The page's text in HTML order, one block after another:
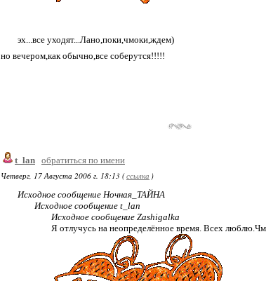
эх...все уходят...Лано,поки,чмоки,ждем)
но вечером,как обычно,все соберутся!!!!!
t_lan обратиться по имени
Четверг, 17 Августа 2006 г. 18:13 (ссылка )
Исходное сообщение Ночная_ТАЙНА
Исходное сообщение t_lan
Исходное сообщение Zashigalka
Я отлучусь на неопределённое время. Всех